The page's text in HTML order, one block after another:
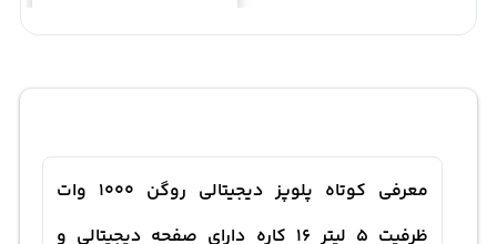
معرفی کوتاه پلوپز دیجیتالی روگن 1000 وات
ظرفیت 5 لیتر 16 کاره دارای صفحه دیجیتالی و